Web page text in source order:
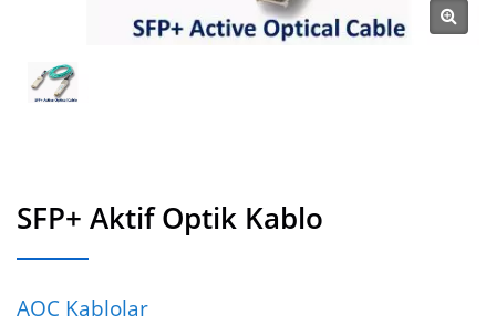
SFP+ Aktif Optik Kablo
AOC Kablolar